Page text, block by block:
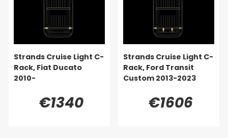
Strands Cruise Light C-
Rack, Fiat Ducato
2010-
€1340
Strands Cruise Light C-
Rack, Ford Transit
Custom 2013-2023
€1606